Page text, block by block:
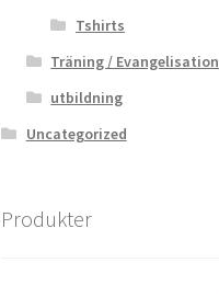
Tshirts
Träning / Evangelisation
utbildning
Uncategorized
Produkter